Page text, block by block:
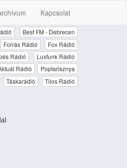
Kapcsolat
Best FM - Debrecen
Forrás Rádió
Fox Rádió
Rádió
Luxfunk Rádió
Rádió
Poptarisznya
Táskarádió
Tilos Rádió